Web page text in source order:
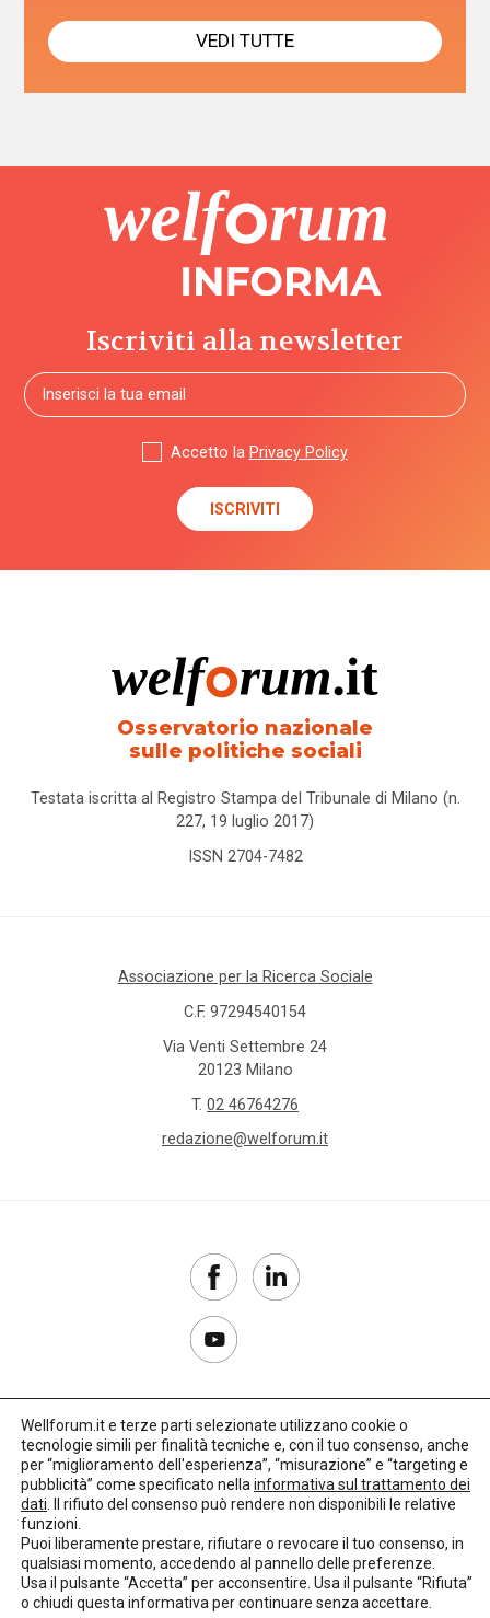
VEDI TUTTE
Iscriviti alla newsletter
Accetto la Privacy Policy
Osservatorio nazionale
sulle politiche sociali
Testata iscritta al Registro Stampa del Tribunale di Milano (n.
227, 19 luglio 2017)
ISSN 2704-7482
Associazione per la Ricerca Sociale
C.F. 97294540154
Via Venti Settembre 24
20123 Milano
T. 02 46764276
redazione@welforum.it
Copyright 2017–2026
Privacy Policy
Credits: LO Studio
Wellforum.it e terze parti selezionate utilizzano cookie o
tecnologie simili per finalità tecniche e, con il tuo consenso, anche
per “miglioramento dell'esperienza”, “misurazione” e “targeting e
pubblicità” come specificato nella informativa sul trattamento dei
dati . Il rifiuto del consenso può rendere non disponibili le relative
funzioni.
Puoi liberamente prestare, rifiutare o revocare il tuo consenso, in
qualsiasi momento, accedendo al pannello delle preferenze.
Usa il pulsante “Accetta” per acconsentire. Usa il pulsante “Rifiuta”
o chiudi questa informativa per continuare senza accettare.